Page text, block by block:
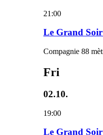
21:00
Le Grand
Compagnie 88
Fri
02.10.
19:00
Le Grand